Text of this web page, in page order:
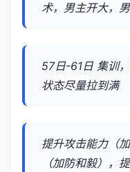
术，男主开大，
57日-61日 集训
状态尽量拉到满
提升攻击能力（
（加防和毅），